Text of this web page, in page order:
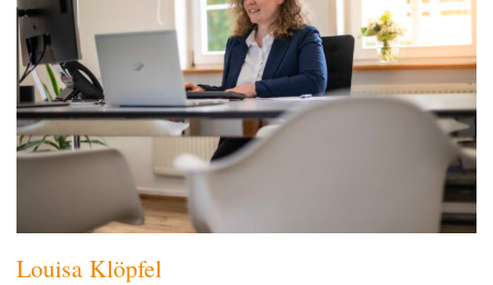
Louisa Klöpfel